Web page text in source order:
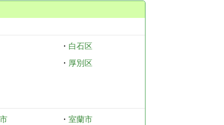
・ 白石区
・ 厚別区
・ 室蘭市